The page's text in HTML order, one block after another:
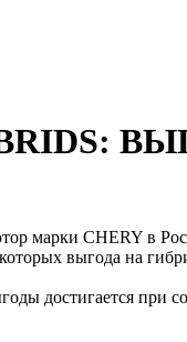
марки CHERY в
выгода на
достигается при